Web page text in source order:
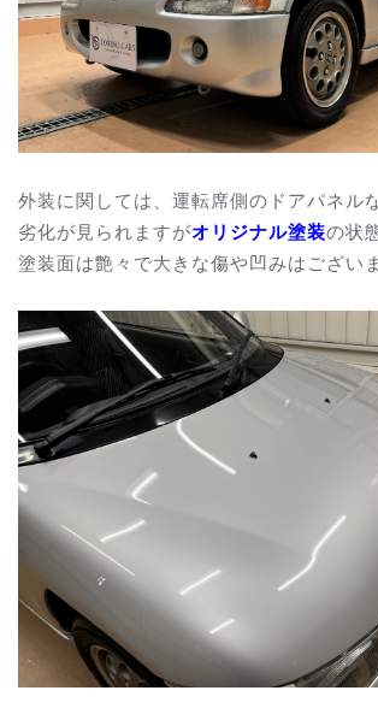
外装に関しては、運転席側のドアパネル
劣化が見られますがオリジナル塗装の状
塗装面は艶々で大きな傷や凹みはござい